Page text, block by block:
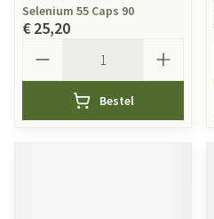
Selenium 55 Caps 90
€ 25,20
Bestel